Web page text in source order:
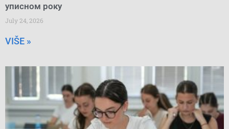
уписном року
July 24, 2026
VIŠE »